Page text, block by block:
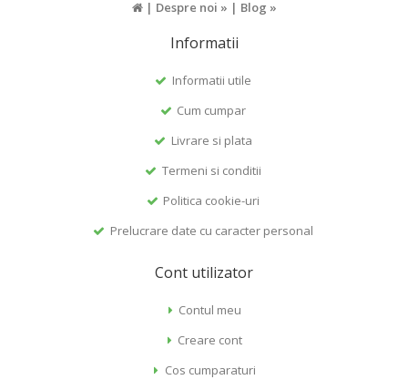
| Despre noi » | Blog »
Informatii
Informatii utile
Cum cumpar
Livrare si plata
Termeni si conditii
Politica cookie-uri
Prelucrare date cu caracter personal
Cont utilizator
Contul meu
Creare cont
Cos cumparaturi